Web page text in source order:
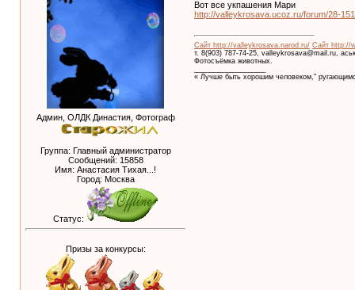
Админ, ОЛДК Династия, Фотограф
Группа: Главный администратор
Сообщений: 15858
Имя: Анастасия Тихая...!
Город: Москва
Статус:
Призы за конкурсы:
Вот все укпашения Мари
http://valleykrosava.ucoz.ru/forum/28-
Сайт http://valleykrosava.narod.ru/ Сайт http://
т. 8(903) 787-74-25, valleykrosava@mail.ru,
Фотосъёмка животных.
« Лучше быть хорошим человеком,"